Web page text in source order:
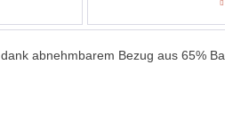
abnehmbarem Bezug aus 65%